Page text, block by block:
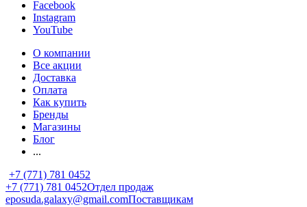
Facebook
Instagram
YouTube
О компании
Все акции
Доставка
Оплата
Как купить
Бренды
Магазины
Блог
...
+7 (771) 781 0452
+7 (771) 781 0452Отдел продаж
eposuda.galaxy@gmail.comПоставщикам